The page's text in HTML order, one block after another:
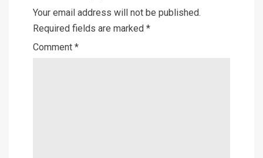
Your email address will not be published.
Required fields are marked *
Comment *